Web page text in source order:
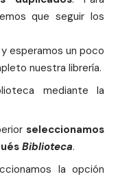
que seguir los
esperamos un poco
nuestra librería.
mediante la
seleccionamos
Biblioteca.
la opción